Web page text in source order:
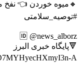
🔸میوه خوردن 👈 نفخ
#توصیه_سلامتی
🆔 @news_alborz
🔻پایگاه خبری البرز
A